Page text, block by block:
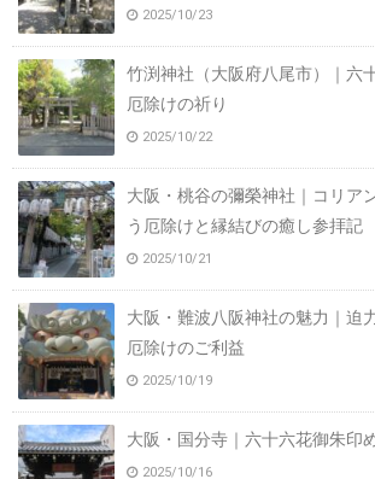
2025/10/23
竹渕神社（大阪府八尾市）｜六
厄除けの祈り
2025/10/22
大阪・桃谷の彌榮神社｜コリア
う厄除けと縁結びの癒し参拝記
2025/10/21
大阪・難波八阪神社の魅力｜迫
厄除けのご利益
2025/10/19
大阪・国分寺｜六十六花御朱印
2025/10/16